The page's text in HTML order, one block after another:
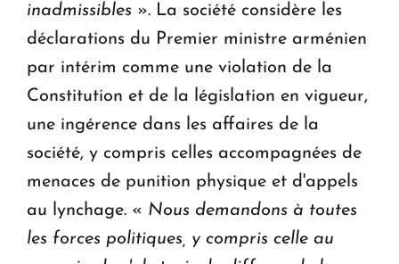
inadmissibles ». La société considère les
déclarations du Premier ministre arménien
par intérim comme une violation de la
Constitution et de la législation en vigueur,
une ingérence dans les affaires de la
société, y compris celles accompagnées de
menaces de punition physique et d'appels
au lynchage. « Nous demandons à toutes
les forces politiques, y compris celle au